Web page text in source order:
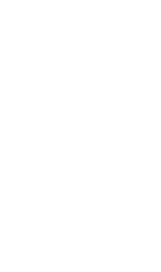
Según la
forcejeo, el
le golpeó varias
procesado sufrió
Delito de